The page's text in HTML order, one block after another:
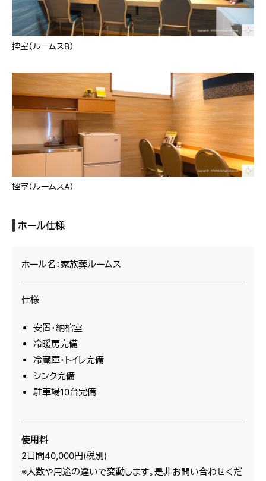
控室（ルームスB）
控室（ルームスA）
ホール仕様
ホール名：家族葬ルームス
仕様
安置・納棺室
冷暖房完備
冷蔵庫・トイレ完備
シンク完備
駐車場10台完備
使用料
2日間40,000円(税別)
※人数や用途の違いで変動します。是非お問い合わせくだ